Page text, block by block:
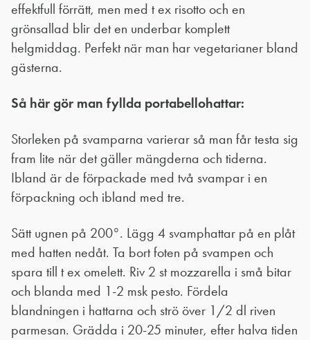
effektfull förrätt, men med t ex risotto och en
grönsallad blir det en underbar komplett
helgmiddag. Perfekt när man har vegetarianer bland
gästerna.
Så här gör man fyllda portabellohattar:
Storleken på svamparna varierar så man får testa sig
fram lite när det gäller mängderna och tiderna.
Ibland är de förpackade med två svampar i en
förpackning och ibland med tre.
Sätt ugnen på 200°. Lägg 4 svamphattar på en plåt
med hatten nedåt. Ta bort foten på svampen och
spara till t ex omelett. Riv 2 st mozzarella i små bitar
och blanda med 1-2 msk pesto. Fördela
blandningen i hattarna och strö över 1/2 dl riven
parmesan. Grädda i 20-25 minuter, efter halva tiden